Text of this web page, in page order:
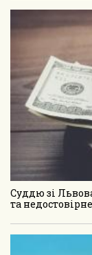
Суддю зі
та